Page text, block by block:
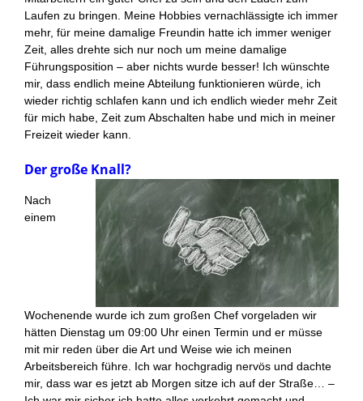
Laufen zu bringen. Meine Hobbies vernachlässigte ich immer
mehr, für meine damalige Freundin hatte ich immer weniger
Zeit, alles drehte sich nur noch um meine damalige
Führungsposition – aber nichts wurde besser! Ich wünschte
mir, dass endlich meine Abteilung funktionieren würde, ich
wieder richtig schlafen kann und ich endlich wieder mehr Zeit
für mich habe, Zeit zum Abschalten habe und mich in meiner
Freizeit wieder kann.
Der große Knall?
Nach
einem
Wochenende wurde ich zum großen Chef vorgeladen wir
hätten Dienstag um 09:00 Uhr einen Termin und er müsse
mit mir reden über die Art und Weise wie ich meinen
Arbeitsbereich führe. Ich war hochgradig nervös und dachte
mir, dass war es jetzt ab Morgen sitze ich auf der Straße… –